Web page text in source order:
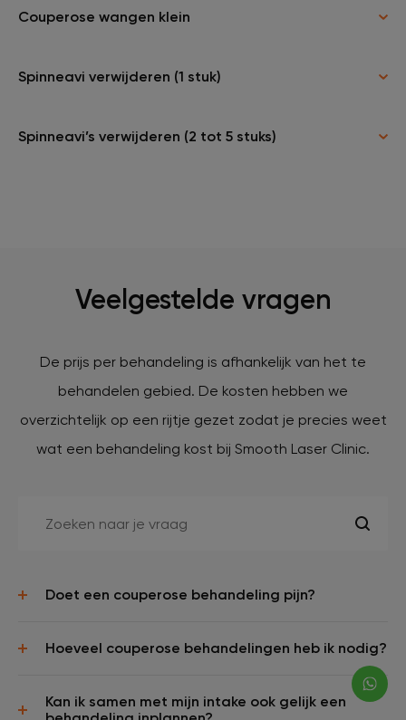
Couperose wangen klein
Spinneavi verwijderen (1 stuk)
Spinneavi’s verwijderen (2 tot 5 stuks)
Veelgestelde vragen
De prijs per behandeling is afhankelijk van het te
behandelen gebied. De kosten hebben we
overzichtelijk op een rijtje gezet zodat je precies weet
wat een behandeling kost bij Smooth Laser Clinic.
Doet een couperose behandeling pijn?
Hoeveel couperose behandelingen heb ik nodig?
Kan ik samen met mijn intake ook gelijk een